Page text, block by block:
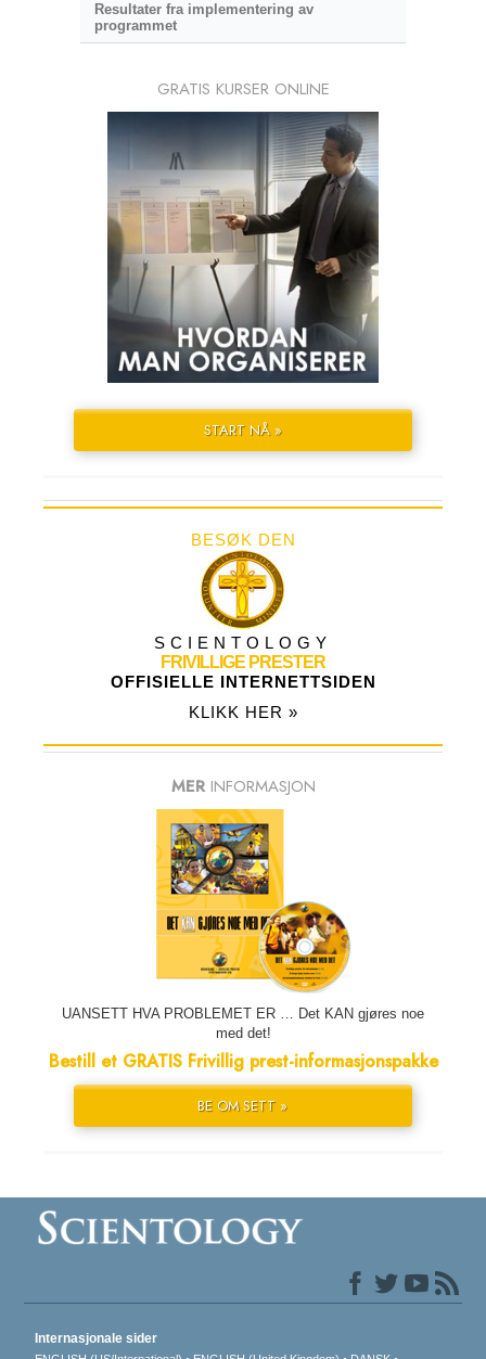
Resultater fra implementering av
programmet
GRATIS KURSER ONLINE
START NÅ »
BESØK DEN
SCIENTOLOGY
FRIVILLIGE PRESTER
OFFISIELLE INTERNETTSIDEN
KLIKK HER »
MER INFORMASJON
UANSETT HVA PROBLEMET ER … Det KAN gjøres noe
med det!
Bestill et GRATIS Frivillig prest-informasjonspakke
BE OM SETT »
Internasjonale sider